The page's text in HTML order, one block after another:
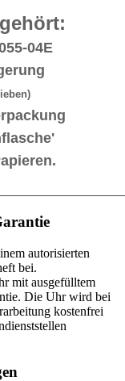
04E
autorisierten
bei.
mit ausgefülltem
Die Uhr wird bei
kostenfrei